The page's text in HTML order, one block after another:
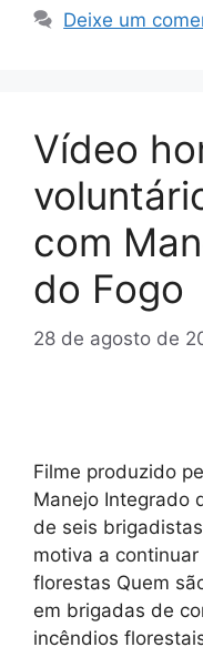
Deixe um
Vídeo
com
do Fogo
28 de agosto de
Filme produzido
Manejo Integrado
de seis
motiva a
florestas Quem
em brigadas de
incêndios